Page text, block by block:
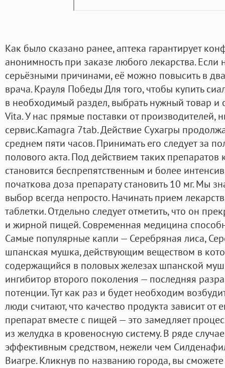
Как было сказано ранее, аптека гарантирует
анонимность при заказе любого лекарства.
серьёзными причинами, её можно повысить в
врача. Крауля Победы Для того, чтобы купить
в необходимый раздел, выбрать нужный товар и
Vita. У нас прямые поставки от производителей,
сервис.Kamagra 7tab. Действие Сухагры
среднем пяти часов. Принимать его следует за
полового акта. Под действием таких
становится беспрепятственным и более
початкова доза препарату становить 10 мг. Мы
выбор всегда непросто. Начинать прием
таблетки. Отдельно следует отметить, что он
и жирной пищей. Современная медицина
Самые популярные капли — Серебряная лиса,
шпанская мушка, действующим веществом в
содержащийся в половых железах шпанской
ингибитор второго поколения — последняя
потенции. Тут как раз и будет необходим
люди считают, что качество продукта зависит от
препарат вместе с пищей — это замедляет
из желудка в кровеносную систему. В ряде
эффективным средством, нежели чем
Виагре. Кликнув по названию города, вы